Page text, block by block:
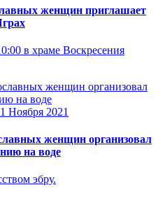
женщин приглашает
в храме Воскресения
1 Ноября 2021
женщин организовал
на воде
эбру.